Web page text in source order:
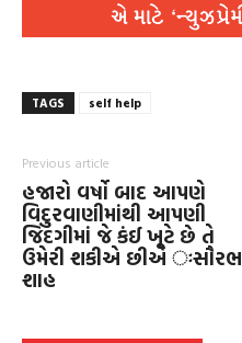
TAGS self help
Previous article
હજારો વર્ષો બાદ આપણે
વિદુરવાણીમાંથી આપણી
જિંદગીમાં જે કંઈ ખૂટે છે તે
ઉમેરી શકીએ છીએ ઃસૌરભ
શાહ